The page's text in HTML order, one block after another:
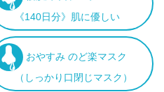
《140日分》肌に優しい
おやすみ のど楽マスク
（しっかり口閉じマスク）